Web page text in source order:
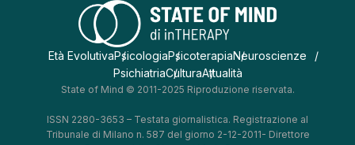
Età EvolutivaPsicologiaPsicoterapiaNeuroscienze
PsichiatriaCulturaAttualità
State of Mind © 2011-2025 Riproduzione riservata.
ISSN 2280-3653 – Testata giornalistica. Registrazione al
Tribunale di Milano n. 587 del giorno 2-12-2011- Direttore